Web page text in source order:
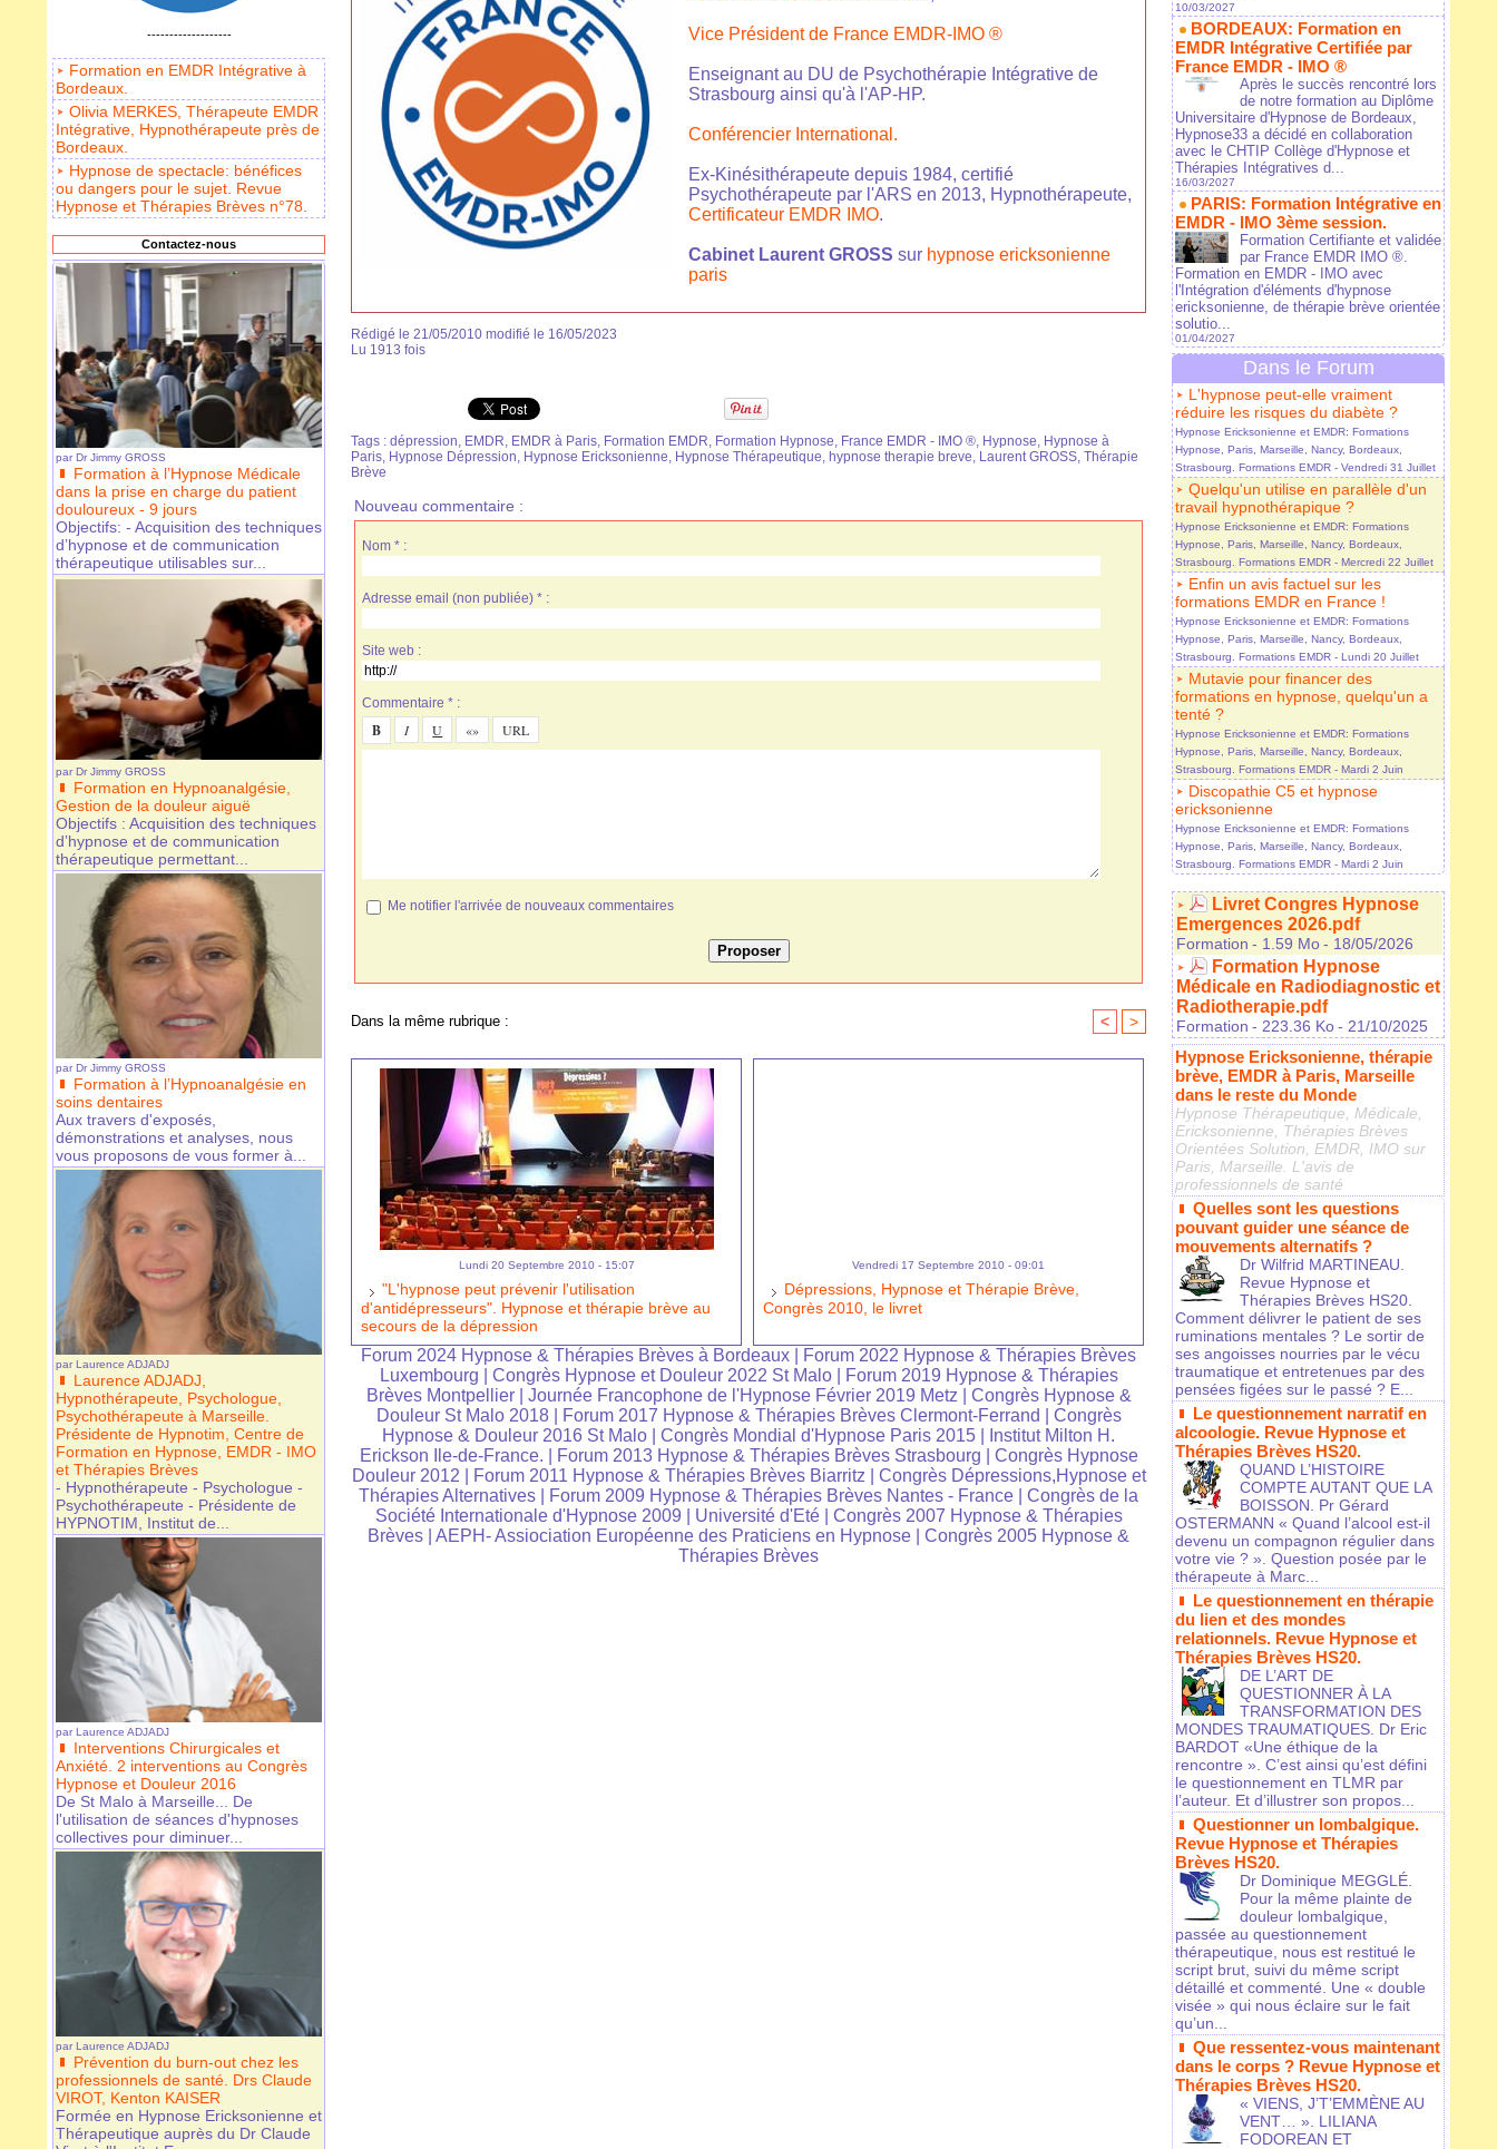
-------------------
Formation en EMDR Intégrative à
Bordeaux.
Olivia MERKES, Thérapeute EMDR
Intégrative, Hypnothérapeute près de
Bordeaux.
Hypnose de spectacle: bénéfices
ou dangers pour le sujet. Revue
Hypnose et Thérapies Brèves n°78.
Contactez-nous
par Dr Jimmy GROSS
Formation à l’Hypnose Médicale
dans la prise en charge du patient
douloureux - 9 jours
Objectifs: - Acquisition des techniques
d’hypnose et de communication
thérapeutique utilisables sur...
par Dr Jimmy GROSS
Formation en Hypnoanalgésie,
Gestion de la douleur aiguë
Objectifs : Acquisition des techniques
d’hypnose et de communication
thérapeutique permettant...
par Dr Jimmy GROSS
Formation à l’Hypnoanalgésie en
soins dentaires
Aux travers d'exposés,
démonstrations et analyses, nous
vous proposons de vous former à...
par Laurence ADJADJ
Laurence ADJADJ,
Hypnothérapeute, Psychologue,
Psychothérapeute à Marseille.
Présidente de Hypnotim, Centre de
Formation en Hypnose, EMDR - IMO
et Thérapies Brèves
- Hypnothérapeute - Psychologue -
Psychothérapeute - Présidente de
HYPNOTIM, Institut de...
par Laurence ADJADJ
Interventions Chirurgicales et
Anxiété. 2 interventions au Congrès
Hypnose et Douleur 2016
De St Malo à Marseille... De
l'utilisation de séances d'hypnoses
collectives pour diminuer...
par Laurence ADJADJ
Prévention du burn-out chez les
professionnels de santé. Drs Claude
VIROT, Kenton KAISER
Formée en Hypnose Ericksonienne et
Thérapeutique auprès du Dr Claude
Vice Président de France EMDR-IMO ®
Enseignant au DU de Psychothérapie Intégrative de
Strasbourg ainsi qu'à l'AP-HP.
Conférencier International.
Ex-Kinésithérapeute depuis 1984, certifié
Psychothérapeute par l'ARS en 2013, Hypnothérapeute,
Certificateur EMDR IMO.
Cabinet Laurent GROSS sur hypnose ericksonienne
paris
Rédigé le 21/05/2010 modifié le 16/05/2023
Lu 1913 fois
Tags : dépression, EMDR, EMDR à Paris, Formation EMDR, Formation Hypnose, France EMDR - IMO ®, Hypnose, Hypnose à
Paris, Hypnose Dépression, Hypnose Ericksonienne, Hypnose Thérapeutique, hypnose therapie breve, Laurent GROSS, Thérapie
Brève
Nouveau commentaire :
Nom * :
Adresse email (non publiée) * :
Site web :
Commentaire * :
Me notifier l'arrivée de nouveaux commentaires
Dans la même rubrique : < >
Lundi 20 Septembre 2010 - 15:07
"L'hypnose peut prévenir l'utilisation
d'antidépresseurs". Hypnose et thérapie brève au
secours de la dépression
Vendredi 17 Septembre 2010 - 09:01
Dépressions, Hypnose et Thérapie Brève,
Congrès 2010, le livret
Forum 2024 Hypnose & Thérapies Brèves à Bordeaux
Forum 2022 Hypnose & Thérapies Brèves
Luxembourg
Congrès Hypnose et Douleur 2022 St Malo
Forum 2019 Hypnose & Thérapies
Brèves Montpellier
Journée Francophone de l'Hypnose Février 2019 Metz
Congrès Hypnose &
Douleur St Malo 2018
Forum 2017 Hypnose & Thérapies Brèves Clermont-Ferrand
Congrès
Hypnose & Douleur 2016 St Malo
Congrès Mondial d'Hypnose Paris 2015
Institut Milton H.
Erickson Ile-de-France.
Forum 2013 Hypnose & Thérapies Brèves Strasbourg
Congrès Hypnose
Douleur 2012
Forum 2011 Hypnose & Thérapies Brèves Biarritz
Congrès Dépressions,Hypnose et
Thérapies Alternatives
Forum 2009 Hypnose & Thérapies Brèves Nantes - France
Congrès de la
Société Internationale d'Hypnose 2009
Université d'Eté
Congrès 2007 Hypnose & Thérapies
Brèves
AEPH- Assiociation Européenne des Praticiens en Hypnose
Congrès 2005 Hypnose &
Thérapies Brèves
10/03/2027
BORDEAUX: Formation en
EMDR Intégrative Certifiée par
France EMDR - IMO ®
Après le succès rencontré lors
de notre formation au Diplôme
Universitaire d'Hypnose de Bordeaux,
Hypnose33 a décidé en collaboration
avec le CHTIP Collège d'Hypnose et
Thérapies Intégratives d...
16/03/2027
PARIS: Formation Intégrative en
EMDR - IMO 3ème session.
Formation Certifiante et validée
par France EMDR IMO ®.
Formation en EMDR - IMO avec
l'Intégration d'éléments d'hypnose
ericksonienne, de thérapie brève orientée
solutio...
01/04/2027
Dans le Forum
L'hypnose peut-elle vraiment
réduire les risques du diabète ?
Hypnose Ericksonienne et EMDR: Formations
Hypnose, Paris, Marseille, Nancy, Bordeaux,
Strasbourg. Formations EMDR - Vendredi 31 Juillet
Quelqu'un utilise en parallèle d'un
travail hypnothérapique ?
Hypnose Ericksonienne et EMDR: Formations
Hypnose, Paris, Marseille, Nancy, Bordeaux,
Strasbourg. Formations EMDR - Mercredi 22 Juillet
Enfin un avis factuel sur les
formations EMDR en France !
Hypnose Ericksonienne et EMDR: Formations
Hypnose, Paris, Marseille, Nancy, Bordeaux,
Strasbourg. Formations EMDR - Lundi 20 Juillet
Mutavie pour financer des
formations en hypnose, quelqu'un a
tenté ?
Hypnose Ericksonienne et EMDR: Formations
Hypnose, Paris, Marseille, Nancy, Bordeaux,
Strasbourg. Formations EMDR - Mardi 2 Juin
Discopathie C5 et hypnose
ericksonienne
Hypnose Ericksonienne et EMDR: Formations
Hypnose, Paris, Marseille, Nancy, Bordeaux,
Strasbourg. Formations EMDR - Mardi 2 Juin
Livret Congres Hypnose
Emergences 2026.pdf
Formation - 1.59 Mo- 18/05/2026
Formation Hypnose
Médicale en Radiodiagnostic et
Radiotherapie.pdf
Formation - 223.36 Ko- 21/10/2025
Hypnose Ericksonienne, thérapie
brève, EMDR à Paris, Marseille
dans le reste du Monde
Hypnose Thérapeutique, Médicale,
Ericksonienne, Thérapies Brèves
Orientées Solution, EMDR, IMO sur
Paris, Marseille. L'avis de
professionnels de santé
Quelles sont les questions
pouvant guider une séance de
mouvements alternatifs ?
Dr Wilfrid MARTINEAU.
Revue Hypnose et
Thérapies Brèves HS20.
Comment délivrer le patient de ses
ruminations mentales ? Le sortir de
ses angoisses nourries par le vécu
traumatique et entretenues par des
pensées figées sur le passé ? E...
Le questionnement narratif en
alcoologie. Revue Hypnose et
Thérapies Brèves HS20.
QUAND L’HISTOIRE
COMPTE AUTANT QUE LA
BOISSON. Pr Gérard
OSTERMANN « Quand l’alcool est-il
devenu un compagnon régulier dans
votre vie ? ». Question posée par le
thérapeute à Marc...
Le questionnement en thérapie
du lien et des mondes
relationnels. Revue Hypnose et
Thérapies Brèves HS20.
DE L’ART DE
QUESTIONNER À LA
TRANSFORMATION DES
MONDES TRAUMATIQUES. Dr Eric
BARDOT «Une éthique de la
rencontre ». C’est ainsi qu’est défini
le questionnement en TLMR par
l’auteur. Et d’illustrer son propos...
Questionner un lombalgique.
Revue Hypnose et Thérapies
Brèves HS20.
Dr Dominique MEGGLÉ.
Pour la même plainte de
douleur lombalgique,
passée au questionnement
thérapeutique, nous est restitué le
script brut, suivi du même script
détaillé et commenté. Une « double
visée » qui nous éclaire sur le fait
qu’un...
Que ressentez-vous maintenant
dans le corps ? Revue Hypnose et
Thérapies Brèves HS20.
« VIENS, J’T’EMMÈNE AU
VENT… ». LILIANA
FODOREAN ET